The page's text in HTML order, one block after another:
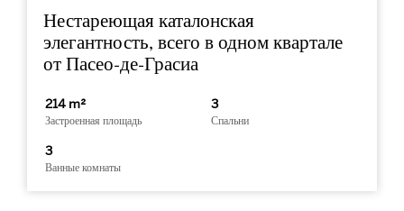
Нестареющая каталонская
элегантность, всего в одном квартале
от Пасео-де-Грасиа
214 m²
Застроенная площадь
3
Спальни
3
Ванные комнаты